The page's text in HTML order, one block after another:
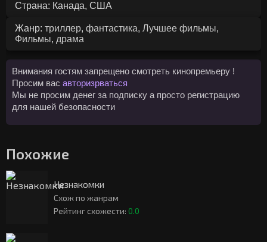
Страна: Канада, США
Жанр: триллер, фантастика, Лучшее фильмы,
Фильмы, драма
Внимания гостям запрещено смотреть кинопремьеру !
Просим вас авторизрваться
Мы не просим денег за подписку а просто регистрацию
для нашей безопасности
Похожие
Незнакомки
Схож по жанрам
Рейтинг схожести: 0.0